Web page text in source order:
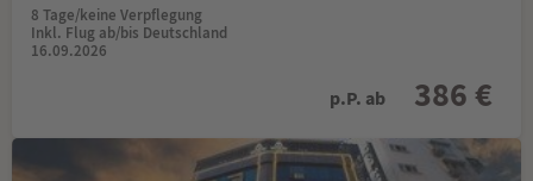
8 Tage/keine Verpflegung
Inkl. Flug ab/bis Deutschland
16.09.2026
p.P. ab 386 €